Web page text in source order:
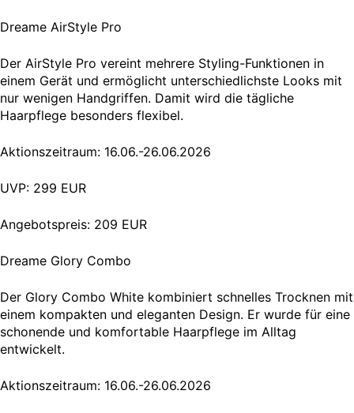
Dreame AirStyle Pro
Der AirStyle Pro vereint mehrere Styling-Funktionen in
einem Gerät und ermöglicht unterschiedlichste Looks mit
nur wenigen Handgriffen. Damit wird die tägliche
Haarpflege besonders flexibel.
Aktionszeitraum: 16.06.-26.06.2026
UVP: 299 EUR
Angebotspreis: 209 EUR
Dreame Glory Combo
Der Glory Combo White kombiniert schnelles Trocknen mit
einem kompakten und eleganten Design. Er wurde für eine
schonende und komfortable Haarpflege im Alltag
entwickelt.
Aktionszeitraum: 16.06.-26.06.2026